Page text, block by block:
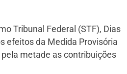
Tribunal Federal (STF), Dias
efeitos da Medida Provisória
metade as contribuições